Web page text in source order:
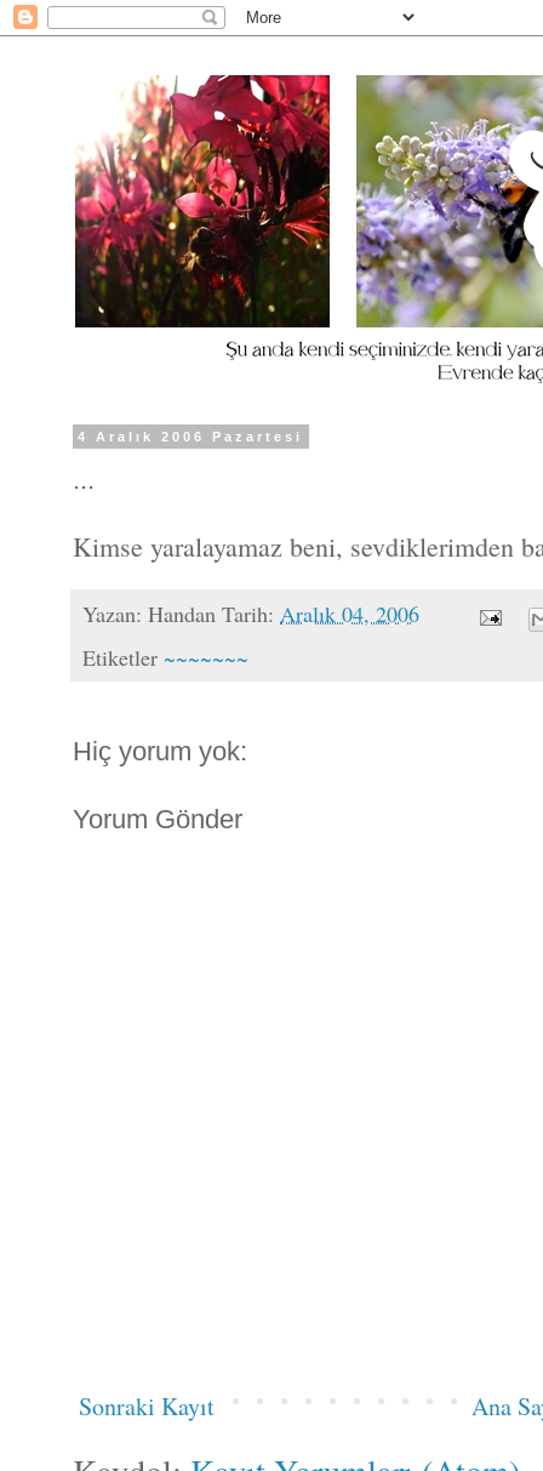
4 Aralık 2006 Pazartesi
...
Kimse yaralayamaz beni, sevdiklerimden
Yazan: Handan Tarih: Aralık 04, 2006
Etiketler ~~~~~~~
Hiç yorum yok:
Yorum Gönder
Sonraki Kayıt Ana